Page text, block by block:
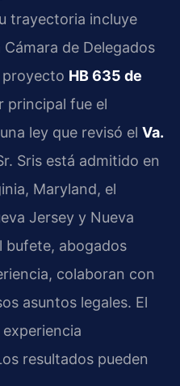
trayectoria incluye
de Delegados
proyecto HB 635 de
principal fue el
ley que revisó el Va.
Sris está admitido en
Maryland, el
Jersey y Nueva
bufete, abogados
colaboran con
asuntos legales. El
resultados pueden